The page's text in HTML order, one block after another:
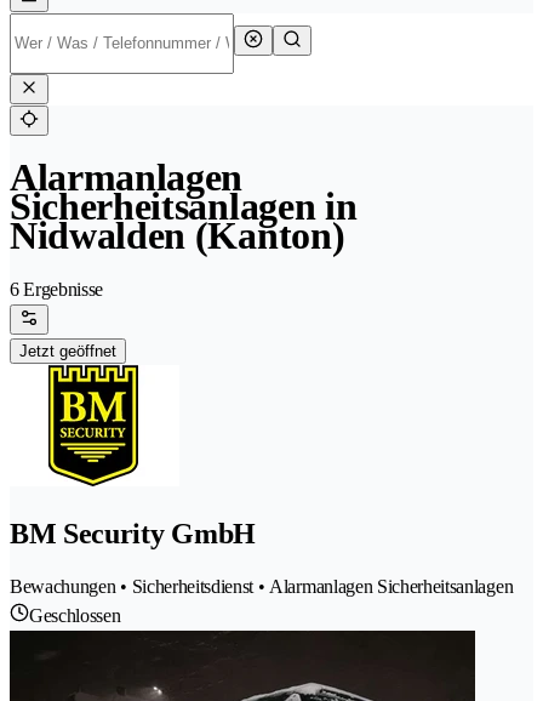
Alarmanlagen
Sicherheitsanlagen in
Nidwalden (Kanton)
6 Ergebnisse
Jetzt geöffnet
BM Security GmbH
Bewachungen • Sicherheitsdienst • Alarmanlagen Sicherheitsanlagen
Geschlossen